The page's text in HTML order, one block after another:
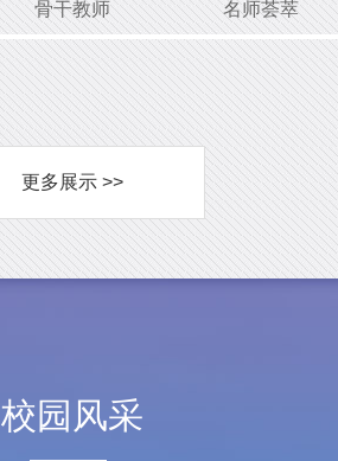
骨干教师 名师荟萃
更多展示 >>
校园风采